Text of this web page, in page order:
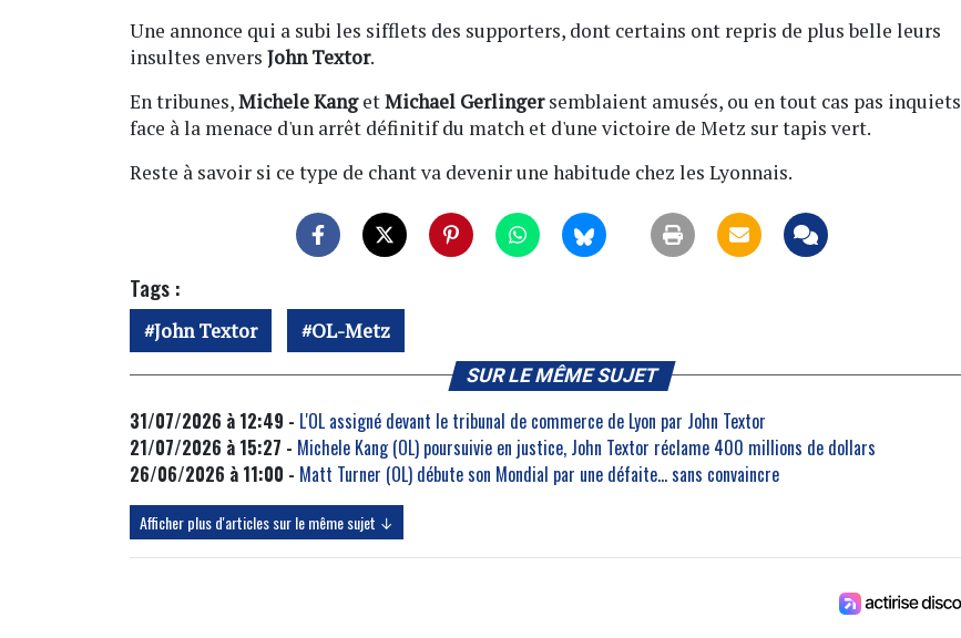
Une annonce qui a subi les sifflets des supporters, dont certains ont repris de plus belle leurs
insultes envers John Textor.
En tribunes,Michele KangetMichael Gerlingersemblaient amusés, ou en tout cas pas inquiets
face à la menace d'un arrêt définitif du match et d'une victoire de Metz sur tapis vert.
Reste à savoir si ce type de chant va devenir une habitude chez les Lyonnais.
Tags :
John Textor OL-Metz
SUR LE MÊME SUJET
31/07/2026 à 12:49 - L'OL assigné devant le tribunal de commerce de Lyon par John Textor
21/07/2026 à 15:27 - Michele Kang (OL) poursuivie en justice, John Textor réclame 400 millions de dollars
26/06/2026 à 11:00 - Matt Turner (OL) débute son Mondial par une défaite… sans convaincre
Afficher plus d'articles sur le même sujet ↓